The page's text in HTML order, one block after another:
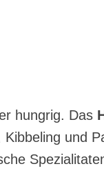
hungrig. Das
und